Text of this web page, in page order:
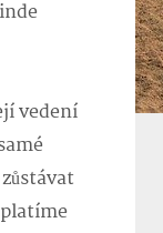
vedení